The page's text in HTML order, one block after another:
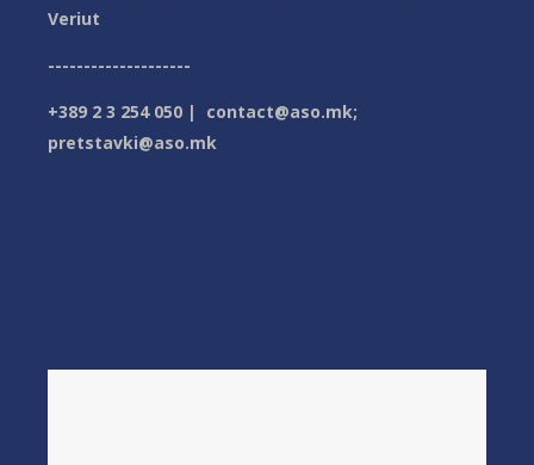
Veriut
--------------------
+389 2 3 254 050 | contact@aso.mk;
pretstavki@aso.mk